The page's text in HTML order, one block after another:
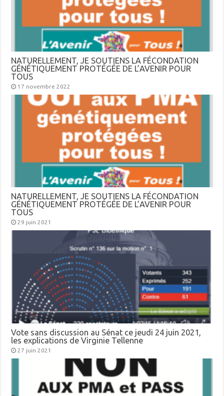
NATURELLEMENT, JE SOUTIENS LA FÉCONDATION
GÉNÉTIQUEMENT PROTÉGÉE DE L’AVENIR POUR
TOUS
17 novembre 2022
NATURELLEMENT, JE SOUTIENS LA FÉCONDATION
GÉNÉTIQUEMENT PROTÉGÉE DE L’AVENIR POUR
TOUS
29 juin 2021
Vote sans discussion au Sénat ce jeudi 24 juin 2021,
les explications de Virginie Tellenne
27 juin 2021